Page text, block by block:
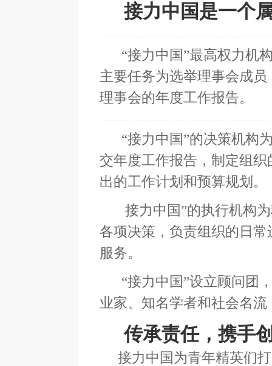
接力中国是一个
“接力中国”最高权力机
主要任务为选举理事会成
理事会的年度工作报告。
“接力中国”的决策机构
交年度工作报告，制定组
出的工作计划和预算规划。
接力中国”的执行机构为
各项决策，负责组织的日
服务。
“接力中国”设立顾问团
业家、知名学者和社会名
传承责任，携手
接力中国为青年精英们打